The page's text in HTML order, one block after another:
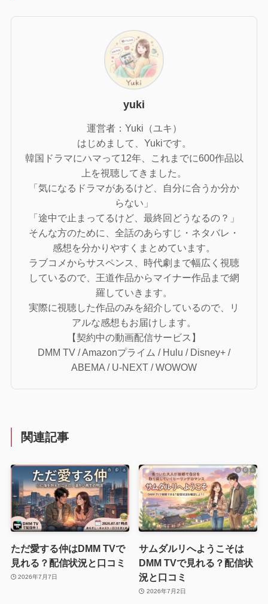
yuki
運営者：Yuki（ユキ）
はじめまして、Yukiです。
韓国ドラマにハマって12年、これまでに600作品以
上を視聴してきました。
「気になるドラマがあるけど、自分に合うか分か
らない」
「途中で止まってるけど、最終回どうなるの？」
そんな方のために、全話のあらすじ・ネタバレ・
感想を分かりやすくまとめています。
ラブコメからサスペンス、時代劇まで幅広く視聴
しているので、王道作品からマイナー作品まで網
羅していきます。
実際に視聴した作品のみを紹介しているので、リ
アルな感想もお届けします。
【契約中の動画配信サービス】
DMM TV / Amazonプライム / Hulu / Disney+ /
ABEMA / U-NEXT / WOWOW
関連記事
ただ愛する仲はDMM TVで
見れる？配信状況と口コミ
2026年7月7日
サムダルリへようこそは
DMM TVで見れる？配信状
況と口コミ
2026年7月2日